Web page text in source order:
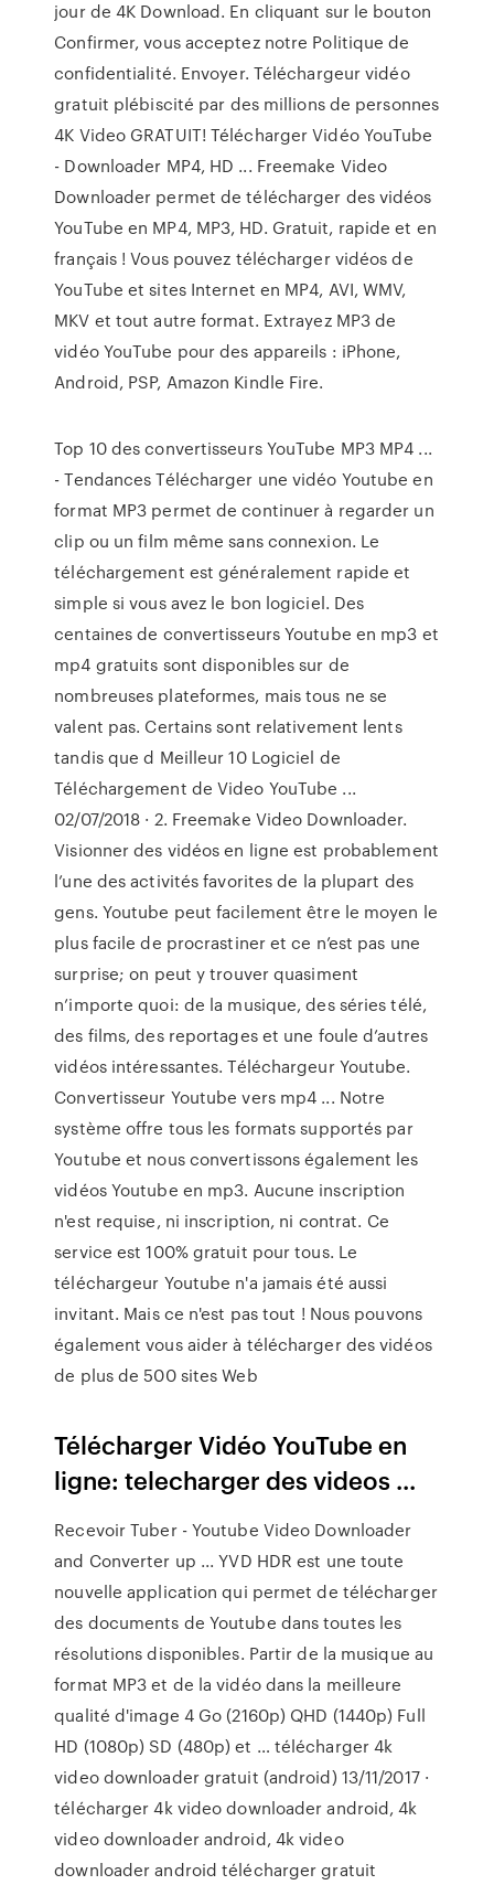
jour de 4K Download. En cliquant sur le bouton
Confirmer, vous acceptez notre Politique de
confidentialité. Envoyer. Téléchargeur vidéo
gratuit plébiscité par des millions de personnes
4K Video GRATUIT! Télécharger Vidéo YouTube
- Downloader MP4, HD ... Freemake Video
Downloader permet de télécharger des vidéos
YouTube en MP4, MP3, HD. Gratuit, rapide et en
français ! Vous pouvez télécharger vidéos de
YouTube et sites Internet en MP4, AVI, WMV,
MKV et tout autre format. Extrayez MP3 de
vidéo YouTube pour des appareils : iPhone,
Android, PSP, Amazon Kindle Fire.
Top 10 des convertisseurs YouTube MP3 MP4 ...
- Tendances Télécharger une vidéo Youtube en
format MP3 permet de continuer à regarder un
clip ou un film même sans connexion. Le
téléchargement est généralement rapide et
simple si vous avez le bon logiciel. Des
centaines de convertisseurs Youtube en mp3 et
mp4 gratuits sont disponibles sur de
nombreuses plateformes, mais tous ne se
valent pas. Certains sont relativement lents
tandis que d Meilleur 10 Logiciel de
Téléchargement de Video YouTube ...
02/07/2018 · 2. Freemake Video Downloader.
Visionner des vidéos en ligne est probablement
l’une des activités favorites de la plupart des
gens. Youtube peut facilement être le moyen le
plus facile de procrastiner et ce n’est pas une
surprise; on peut y trouver quasiment
n’importe quoi: de la musique, des séries télé,
des films, des reportages et une foule d’autres
vidéos intéressantes. Téléchargeur Youtube.
Convertisseur Youtube vers mp4 ... Notre
système offre tous les formats supportés par
Youtube et nous convertissons également les
vidéos Youtube en mp3. Aucune inscription
n'est requise, ni inscription, ni contrat. Ce
service est 100% gratuit pour tous. Le
téléchargeur Youtube n'a jamais été aussi
invitant. Mais ce n'est pas tout ! Nous pouvons
également vous aider à télécharger des vidéos
de plus de 500 sites Web
Télécharger Vidéo YouTube en
ligne: telecharger des videos ...
Recevoir Tuber - Youtube Video Downloader
and Converter up ... YVD HDR est une toute
nouvelle application qui permet de télécharger
des documents de Youtube dans toutes les
résolutions disponibles. Partir de la musique au
format MP3 et de la vidéo dans la meilleure
qualité d'image 4 Go (2160p) QHD (1440p) Full
HD (1080p) SD (480p) et … télécharger 4k
video downloader gratuit (android) 13/11/2017 ·
télécharger 4k video downloader android, 4k
video downloader android, 4k video
downloader android télécharger gratuit